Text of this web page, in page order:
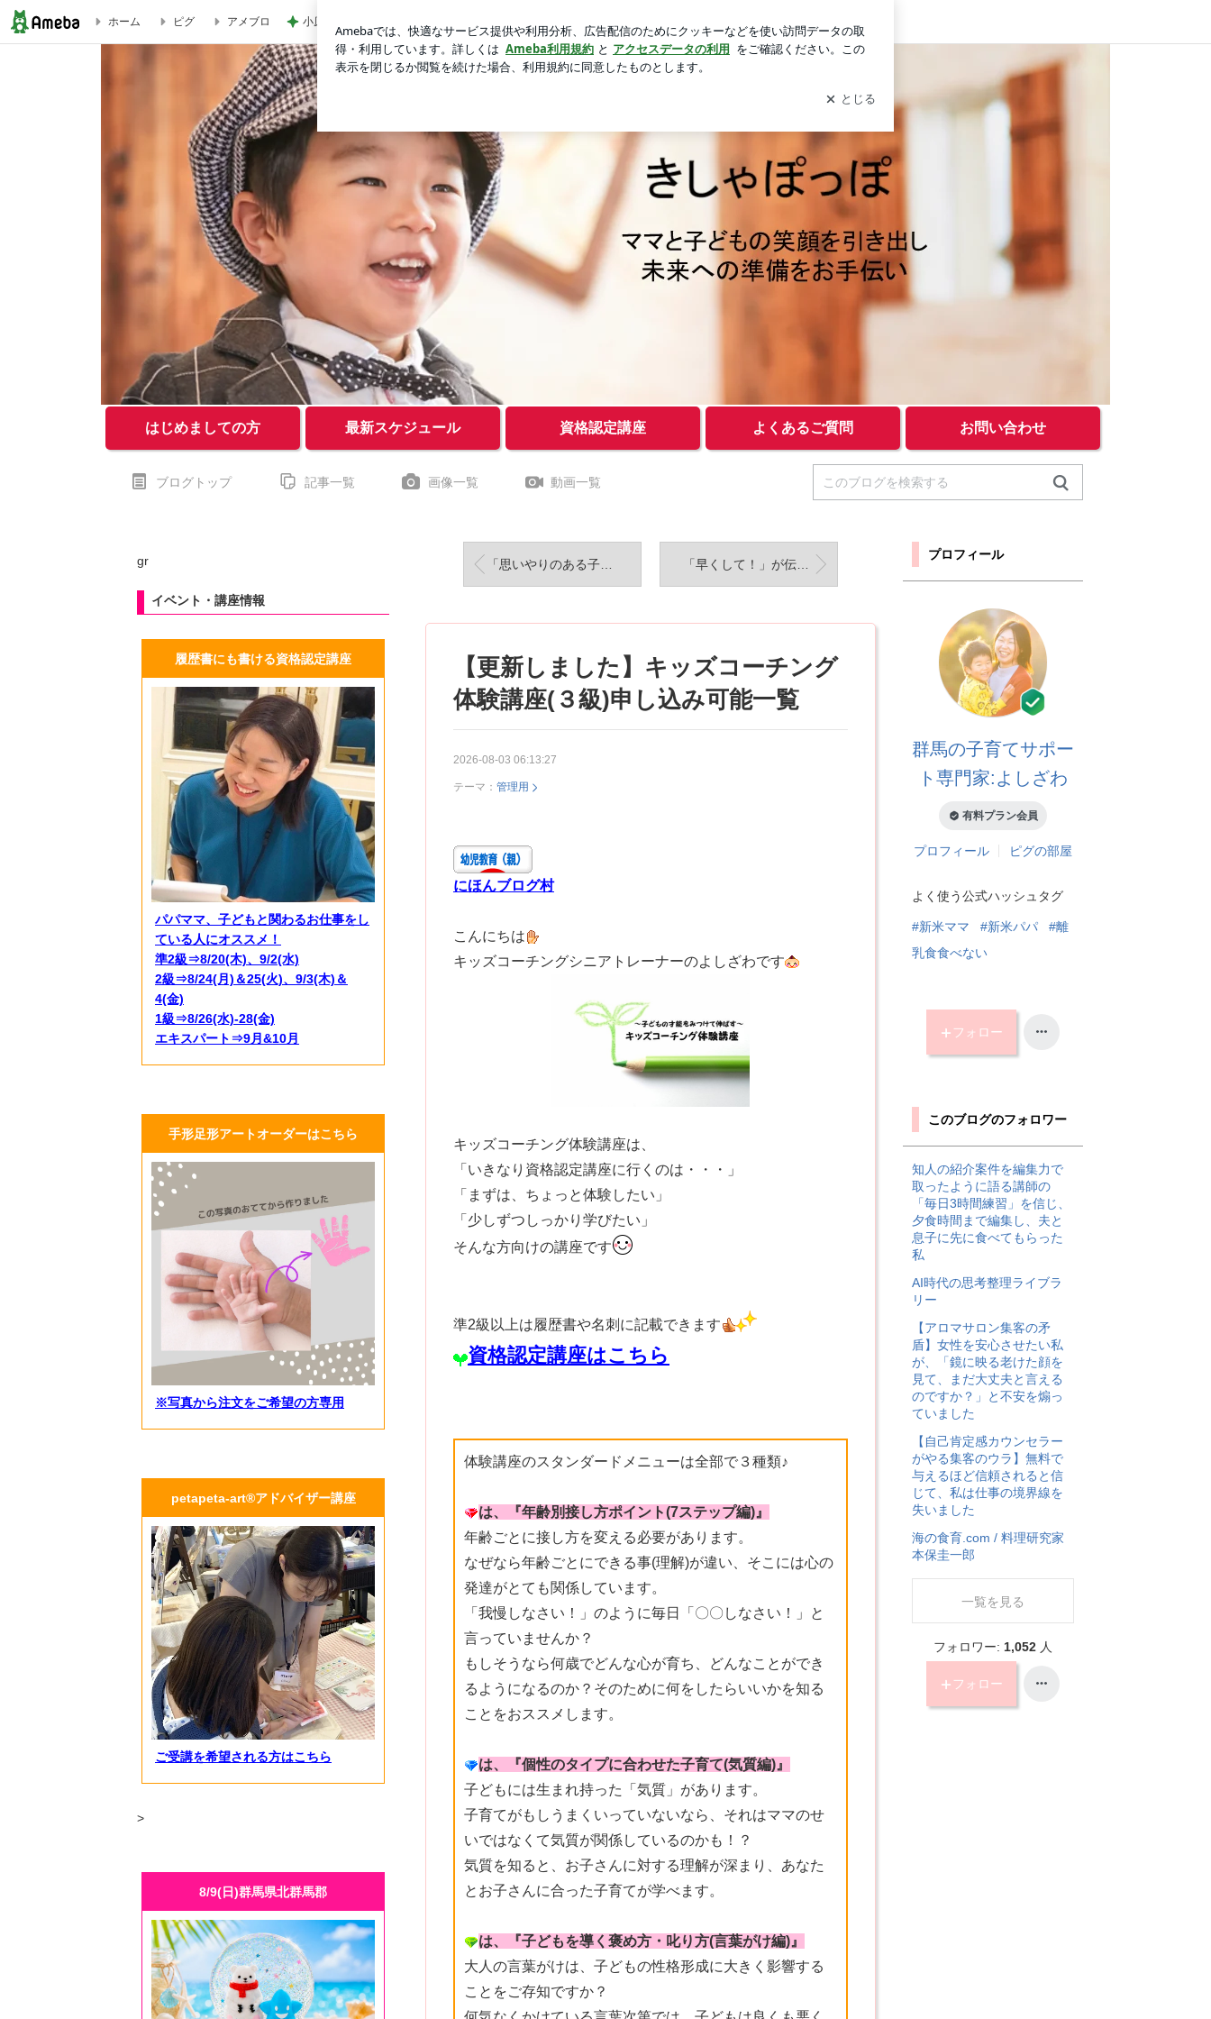
これで子育ての検索魔卒業！子どものことを知れるキッズコーチング体験講座 | キッズコーチング®と手形足形アートで笑顔を引き出すお手伝い♪群馬の子育て応援『きしゃぽっぽ』
ホーム ピグ アメブロ 小原 声変わり前の長男の声を保存
ブログトップ 記事一覧 画像一覧 動画一覧
「思いやりのある子に」と願うなら、今大切にしてほしいこと
【更新しました】キッズコーチング
体験講座(３級)申し込み可能一覧
2026-08-03 06:13:27
テーマ： 管理用
にほんブログ村
こんにちは
キッズコーチングシニアトレーナーのよしざわです
キッズコーチング体験講座は、
「いきなり資格認定講座に行くのは・・・」
「まずは、ちょっと体験したい」
「少しずつしっかり学びたい」
そんな方向けの講座です
準2級以上は履歴書や名刺に記載できます
資格認定講座はこちら
体験講座のスタンダードメニューは全部で３種類♪
は、『年齢別接し方ポイント(7ステップ編) 』
年齢ごとに接し方を変える必要があります。
なぜなら年齢ごとにできる事(理解)が違い、そこには心の
発達がとても関係しています。
「我慢しなさい！」のように毎日「〇〇しなさい！」と
言っていませんか？
もしそうなら何歳でどんな心が育ち、どんなことができ
るようになるのか？そのために何をしたらいいかを知る
ことをおススメします。
は、『個性のタイプに合わせた子育て(気質編) 』
子どもには生まれ持った「気質」があります。
子育てがもしうまくいっていないなら、それはママのせ
いではなくて気質が関係しているのかも！？
気質を知ると、お子さんに対する理解が深まり、あなた
とお子さんに合った子育てが学べます。
は、『子どもを導く褒め方・叱り方(言葉がけ編) 』
大人の言葉がけは、子どもの性格形成に大きく影響する
ことをご存知ですか？
gr
はじめましての方 最新スケジュール 資格認定講座 よくあるご質問 お問い合わせ
イベント・講座情報
履歴書にも書ける資格認定講座
パパママ、子どもと関わるお仕事をし
ている人にオススメ！
準2級⇒8/20(木)、9/2(水)
2級⇒8/24(月)＆25(火)、9/3(木)＆
4(金)
1級⇒8/26(水)-28(金)
エキスパート⇒9月&10月
手形足形アートオーダーはこちら
※写真から注文をご希望の方専用
petapeta-art®アドバイザー講座
ご受講を希望される方はこちら
>
8/9(日)群馬県北群馬郡
プロフィール
群馬の子育てサポー
ト専門家:よしざわ
有料プラン会員
プロフィール ピグの部屋
よく使う公式ハッシュタグ
#新米ママ #新米パパ
#離
乳食食べない
フォロー
このブログのフォロワー
知人の紹介案件を編集力で
取ったように語る講師の
「毎日3時間練習」を信じ、
夕食時間まで編集し、夫と
息子に先に食べてもらった
私
AI時代の思考整理ライブラ
リー
【アロマサロン集客の矛
盾】女性を安心させたい私
が、「鏡に映る老けた顔を
見て、まだ大丈夫と言える
のですか？」と不安を煽っ
ていました
【自己肯定感カウンセラー
がやる集客のウラ】無料で
与えるほど信頼されると信
じて、私は仕事の境界線を
失いました
海の食育.com / 料理研究家
本保圭一郎
一覧を見る
フォロワー: 1,052 人
フォロー